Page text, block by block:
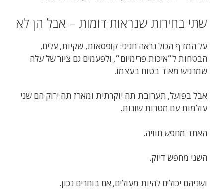
שתי בחירות שנראות דומות – אבל הן לא
על המדף הכול נראה חגיגי: קופסאות, שקיות, עלים,
הבטחות ל״איכות פרימיום״, ולפעמים גם ציור של עלה
שמרגיש מאוד בטוח בעצמו.
אבל בפועל, תערובת תה יוקרתית ומארז תה ירוק הם שני
עולמות עם מטרות שונות.
האחד מחפש חוויה.
השני מחפש דיוק.
ושניהם יכולים להיות מעולים, אם בוחרים נכון.